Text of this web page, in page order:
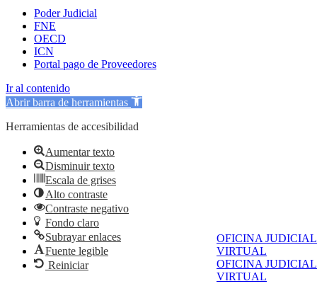
OFICINA JUDICIAL
VIRTUAL
OFICINA JUDICIAL
VIRTUAL
Poder Judicial
FNE
OECD
ICN
Portal pago de Proveedores
Ir al contenido
Abrir barra de herramientas
Herramientas de accesibilidad
Aumentar texto
Disminuir texto
Escala de grises
Alto contraste
Contraste negativo
Fondo claro
Subrayar enlaces
Fuente legible
Reiniciar